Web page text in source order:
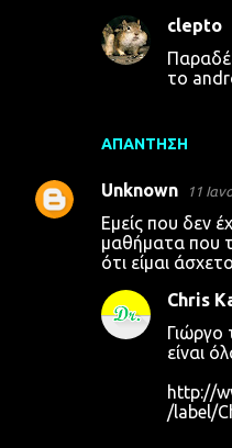
ΑΠΆΝΤΗΣΗ
clepto
το
Unknown 11
Εμείς που δεν
μαθήματα που
ότι είμαι
Chris
είναι
http://
/label/